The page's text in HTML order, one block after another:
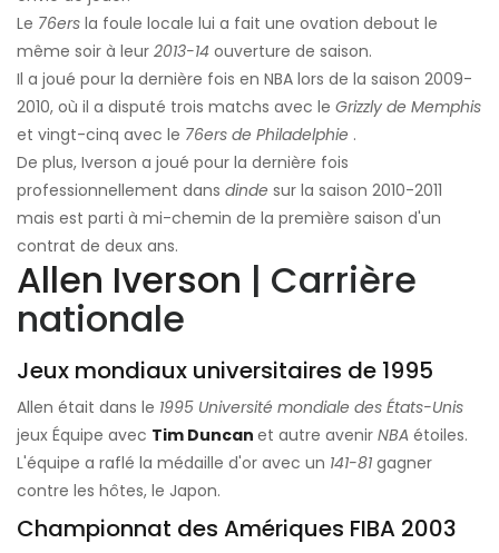
Le 76ers la foule locale lui a fait une ovation debout le
même soir à leur 2013-14 ouverture de saison.
Il a joué pour la dernière fois en NBA lors de la saison 2009-
2010, où il a disputé trois matchs avec le Grizzly de Memphis
et vingt-cinq avec le 76ers de Philadelphie .
De plus, Iverson a joué pour la dernière fois
professionnellement dans dinde sur la saison 2010-2011
mais est parti à mi-chemin de la première saison d'un
contrat de deux ans.
Allen Iverson | Carrière
nationale
Jeux mondiaux universitaires de 1995
Allen était dans le 1995 Université mondiale des États-Unis
jeux Équipe avec Tim Duncan et autre avenir NBA étoiles.
L'équipe a raflé la médaille d'or avec un 141-81 gagner
contre les hôtes, le Japon.
Championnat des Amériques FIBA ​​2003